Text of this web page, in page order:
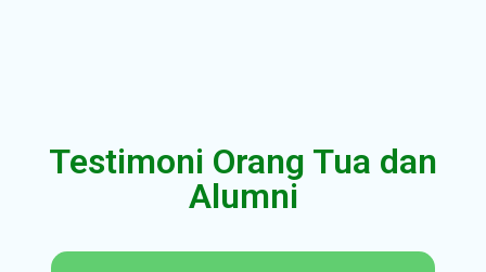
Testimoni Orang Tua dan
Alumni